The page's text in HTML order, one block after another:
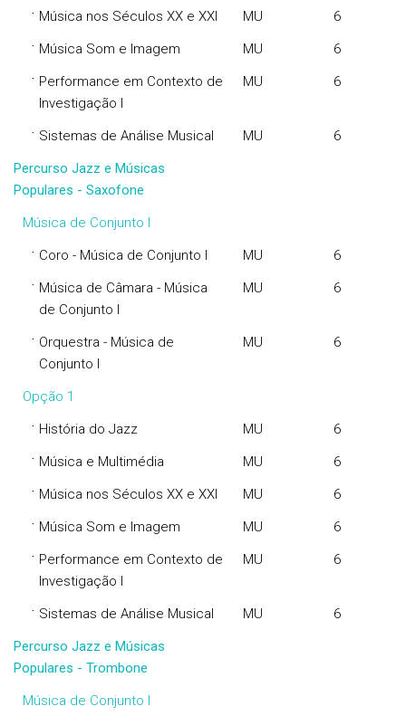
· Música nos Séculos XX e XXI MU 6
· Música Som e Imagem MU 6
· Performance em Contexto de
Investigação I
MU 6
· Sistemas de Análise Musical MU
6
Percurso Jazz e Músicas
Populares - Saxofone
Música de Conjunto I
· Coro - Música de Conjunto I MU 6
· Música de Câmara - Música
de Conjunto I
MU 6
· Orquestra - Música de
Conjunto I
MU 6
Opção 1
· História do Jazz MU 6
· Música e Multimédia MU 6
· Música nos Séculos XX e XXI MU 6
· Música Som e Imagem MU 6
· Performance em Contexto de
Investigação I
MU 6
· Sistemas de Análise Musical MU
6
Percurso Jazz e Músicas
Populares - Trombone
Música de Conjunto I